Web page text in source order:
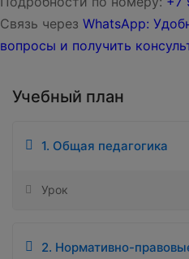
Связь через WhatsApp:
вопросы и получить
Учебный план
1. Общая педагогика
Урок
2. Нормативно-